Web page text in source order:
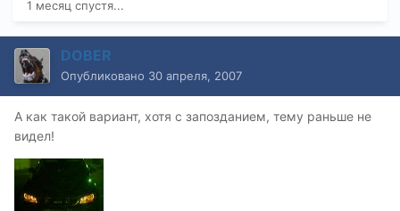
1 месяц спустя...
DOBER
Опубликовано 30 апреля, 2007
А как такой вариант, хотя с запозданием, тему раньше не
видел!